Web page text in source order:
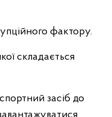
фактору.
складається
засіб до